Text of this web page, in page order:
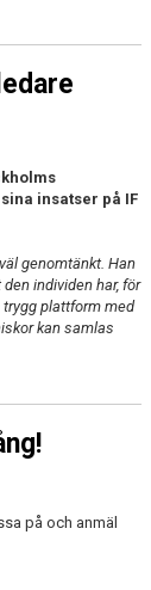
insatser på IF
genomtänkt. Han
individen har, för
plattform med
kan samlas
på och anmäl